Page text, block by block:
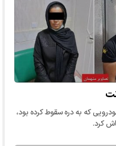
که به دره سقوط کرده بود،
کرد.